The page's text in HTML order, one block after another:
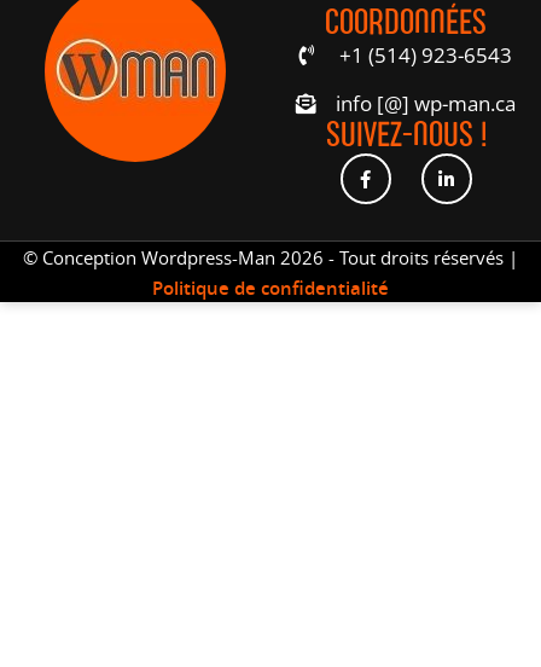
COORDONNÉES
+1 (514) 923-6543
info [@] wp-man.ca
SUIVEZ-NOUS !
© Conception Wordpress-Man 2026 - Tout droits réservés |
Politique de confidentialité